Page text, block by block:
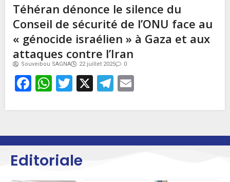
Téhéran dénonce le silence du
Conseil de sécurité de l’ONU face au
« génocide israélien » à Gaza et aux
attaques contre l’Iran
Souveibou SAGNA 22 juillet 2025 0
Facebook
WhatsApp
Twitter
X Telegram
Editoriale